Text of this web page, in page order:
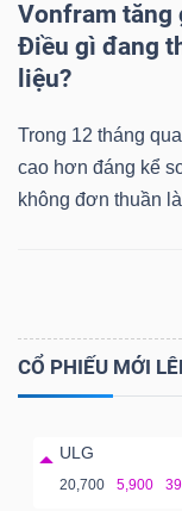
Vonfram tăng
Điều gì đang
liệu?
Trong 12 tháng
cao hơn đáng kể
không đơn thuần
CỔ PHIẾU MỚI
ULG
20,700 5,900